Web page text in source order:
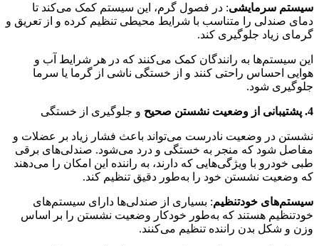
سیستم سرمایشی: در فصول گرم، این سیستم کمک می‌کند تا
دمای صندلی را متناسب با شرایط محیطی تنظیم کرده و از تعریق و
گرمای زیاد جلوگیری کند.
این سیستم‌ها به رانندگان کمک می‌کنند که در هر شرایط آب و
هوایی احساس راحتی کنند و از خستگی ناشی از گرما یا سرما
جلوگیری شود.
4. پشتیبانی از وضعیت نشستن صحیح و جلوگیری از خستگی
نشستن در وضعیت نادرست می‌تواند باعث فشار زیاد بر عضلات و
مفاصل شود که منجر به خستگی و درد می‌شود. صندلی‌های برقی
طبی خودرو با ویژگی‌هایی که دارند، به راننده این امکان را می‌دهند
که وضعیت نشستن خود را به‌طور دقیق تنظیم کند.
سیستم‌های خودتنظیم: بسیاری از صندلی‌ها دارای سیستم‌های
خودتنظیم هستند که به‌طور خودکار وضعیت نشستن را بر اساس
وزن و شکل بدن راننده تنظیم می‌کنند.